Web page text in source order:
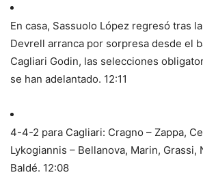
En casa, Sassuolo López regresó tras
Devrell arranca por sorpresa desde el
Cagliari Godin, las selecciones
se han adelantado. 12:11
4-4-2 para Cagliari: Cragno – Zappa,
Lykogiannis – Bellanova, Marin, Grassi,
Baldé. 12:08